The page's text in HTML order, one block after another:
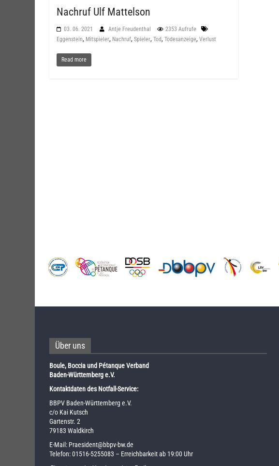
Nachruf Ulf Mattelson
03. 06. 2021 Antje Freudenthal
2353 Aufrufe
Eggenstein, Mitspieler, Nachruf, Spieler, Tod, Todesanzeige, Verlust
Read more
Über uns
Boule, Boccia und Pétanque Verband
Baden-Württemberg e.V.
Kontaktdaten des Notfall-Service:
BBPV Baden-Württemberg e.V.
c/o Kai Kutsch
Gartenstr. 2
79183 Waldkirch
E-Mail: Praesident@bbpv-bw.de
Telefon:01516-5255083 – Erreichbarkeit ab 19:00 Uhr